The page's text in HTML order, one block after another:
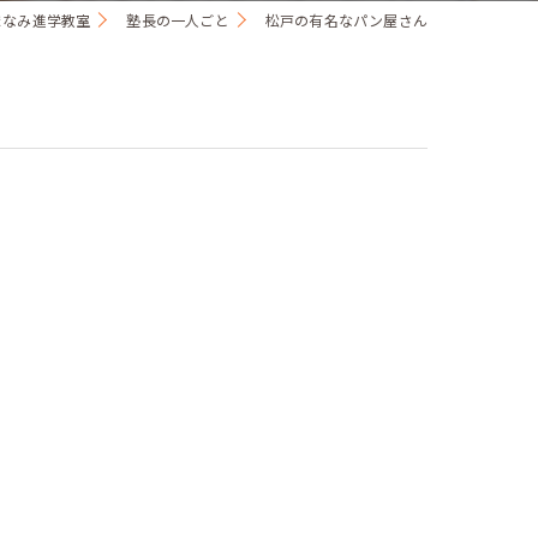
み進学教室 塾長の一人ごと 松戸の有名なパン屋さん